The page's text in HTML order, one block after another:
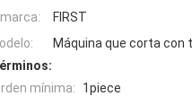
FIRST
Máquina que corta con
mínima:
1piece